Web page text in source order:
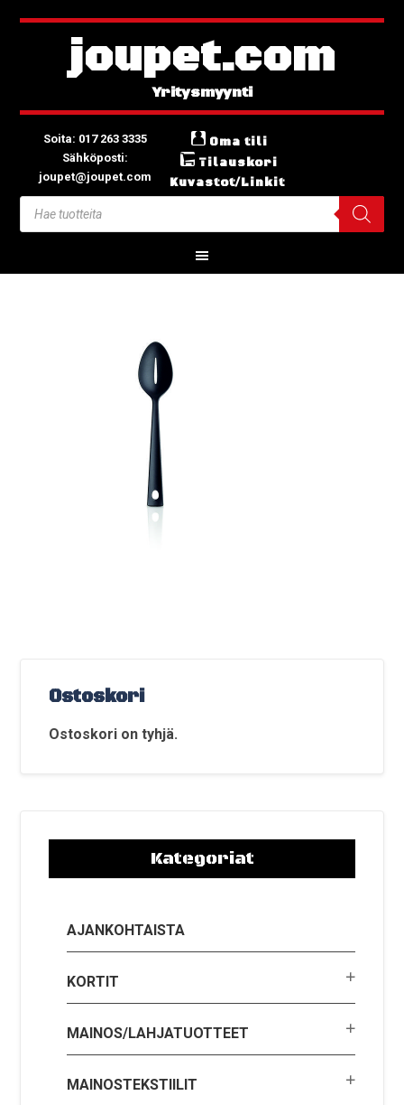
joupet.com
Soita: 017 263 3335
Sähköposti:
joupet@joupet.com
Oma tili
Tilauskori
Kuvastot/Linkit
Ostoskori
Ostoskori on tyhjä.
Kategoriat
AJANKOHTAISTA
KORTIT
MAINOS/LAHJATUOTTEET
MAINOSTEKSTIILIT